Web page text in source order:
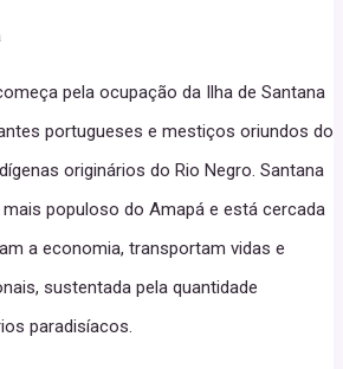
pela ocupação da Ilha de Santana
portugueses e mestiços oriundos do
originários do Rio Negro. Santana
populoso do Amapá e está cercada
a economia, transportam vidas e
sustentada pela quantidade
paradisíacos.